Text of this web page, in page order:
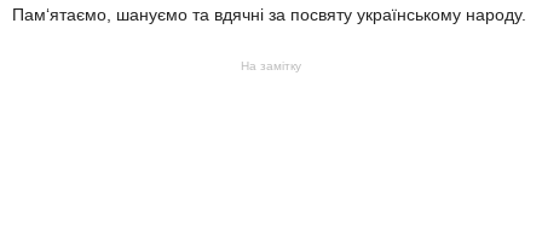
Пам‘ятаємо, шануємо та вдячні за посвяту українському народу.
На замітку